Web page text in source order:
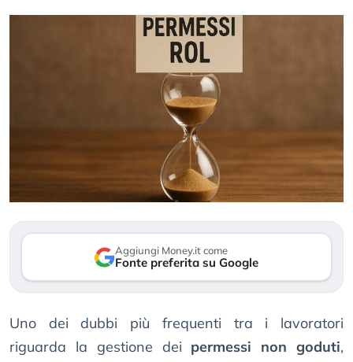
Aggiungi Money.it come
Fonte preferita su Google
Uno dei dubbi più frequenti tra i lavoratori
riguarda la gestione dei permessi non goduti,